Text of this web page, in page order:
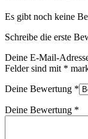
Es gibt noch keine
Schreibe die erste
Deine E-Mail-
Felder sind mit *
Deine Bewertung *
Deine Bewertung *